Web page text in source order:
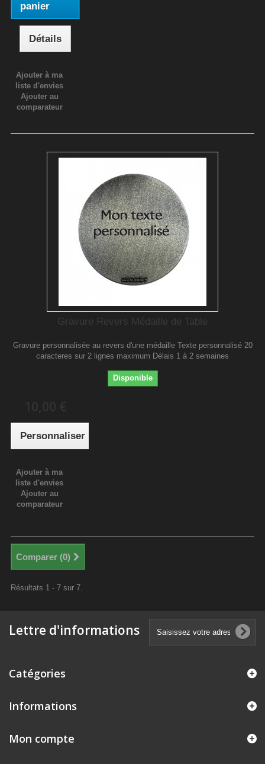
panier
Détails
Ajouter à ma
liste d'envies
Ajouter au
comparateur
Gravure Revers Médaille de Table
Gravure personnalisée au revers d'une médaille Texte personnalisé 20
caracteres sur 2 lignes maximum Délais 1 à 2 semaines
Disponible
Personnaliser
Ajouter à ma
liste d'envies
Ajouter au
comparateur
Comparer (0)
Résultats 1 - 7 sur 7.
Lettre d'informations
Catégories
Informations
Mon compte